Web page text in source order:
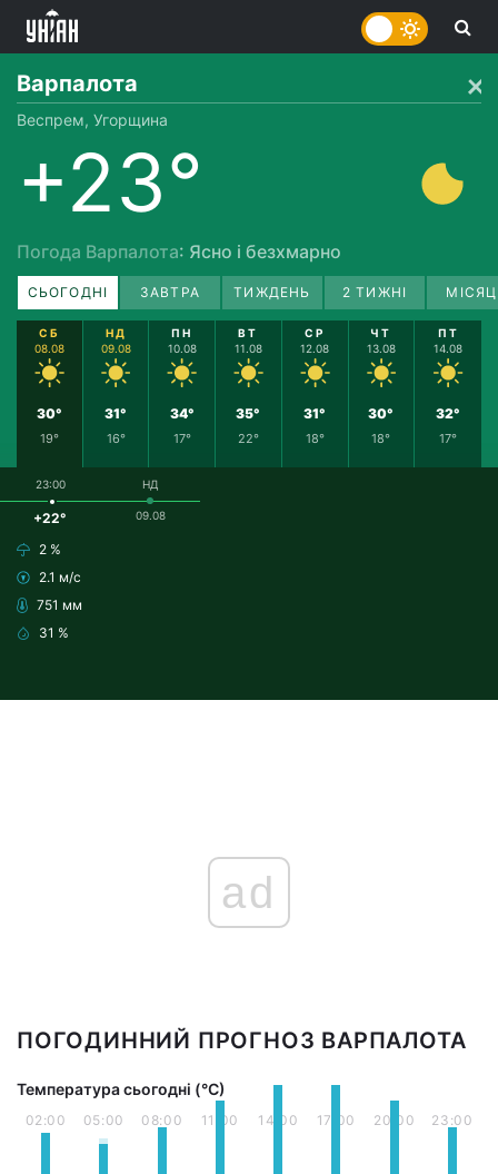
Варпалота
Веспрем, Угорщина
+23°
Погода Варпалота: Ясно і безхмарно
СЬОГОДНІ ЗАВТРА ТИЖДЕНЬ 2 ТИЖНІ
СБ
08.08
30°
19°
НД
09.08
31°
16°
ПН
10.08
34°
17°
ВТ
11.08
35°
22°
СР
12.08
31°
18°
ЧТ
13.08
30°
18°
ПТ
14.08
32°
17°
23:00
+22°
2 %
2.1 м/с
751 мм
31 %
НД
09.08
ad
ПОГОДИННИЙ ПРОГНОЗ ВАРПАЛОТА
Температура сьогодні (°С)
02:00 05:00 08:00 11:00 14:00 17:00 20:00 23:00